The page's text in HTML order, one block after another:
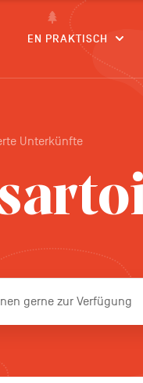
EN PRAKTISCH
Unterkünfte
gerne zur Verfügung